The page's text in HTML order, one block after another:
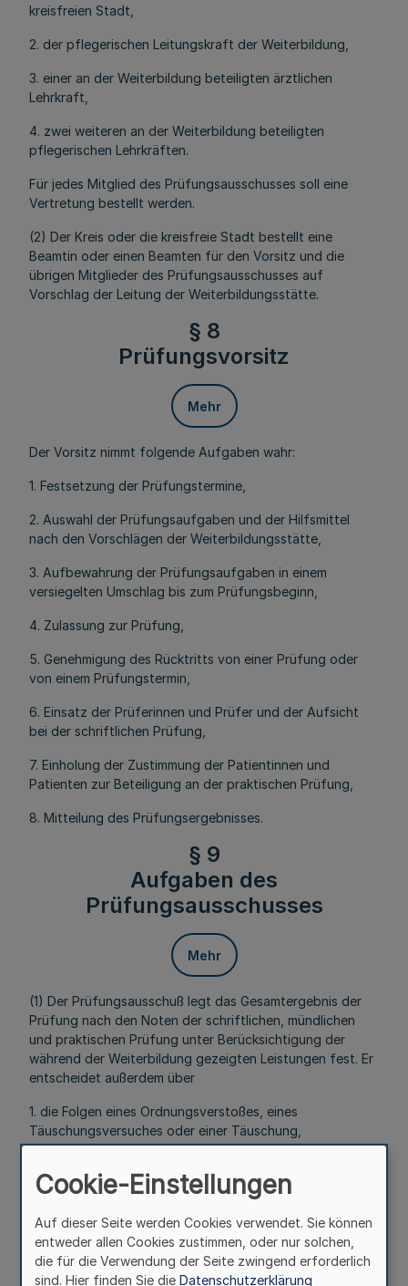
kreisfreien Stadt,
2. der pflegerischen Leitungskraft der Weiterbildung,
3. einer an der Weiterbildung beteiligten ärztlichen
Lehrkraft,
4. zwei weiteren an der Weiterbildung beteiligten
pflegerischen Lehrkräften.
Für jedes Mitglied des Prüfungsausschusses soll eine
Vertretung bestellt werden.
(2) Der Kreis oder die kreisfreie Stadt bestellt eine
Beamtin oder einen Beamten für den Vorsitz und die
übrigen Mitglieder des Prüfungsausschusses auf
Vorschlag der Leitung der Weiterbildungsstätte.
§ 8
Prüfungsvorsitz
Mehr
Der Vorsitz nimmt folgende Aufgaben wahr:
1. Festsetzung der Prüfungstermine,
2. Auswahl der Prüfungsaufgaben und der Hilfsmittel
nach den Vorschlägen der Weiterbildungsstätte,
3. Aufbewahrung der Prüfungsaufgaben in einem
versiegelten Umschlag bis zum Prüfungsbeginn,
4. Zulassung zur Prüfung,
5. Genehmigung des Rücktritts von einer Prüfung oder
von einem Prüfungstermin,
6. Einsatz der Prüferinnen und Prüfer und der Aufsicht
bei der schriftlichen Prüfung,
7. Einholung der Zustimmung der Patientinnen und
Patienten zur Beteiligung an der praktischen Prüfung,
8. Mitteilung des Prüfungsergebnisses.
§ 9
Aufgaben des
Prüfungsausschusses
Mehr
(1) Der Prüfungsausschuß legt das Gesamtergebnis der
Prüfung nach den Noten der schriftlichen, mündlichen
und praktischen Prüfung unter Berücksichtigung der
während der Weiterbildung gezeigten Leistungen fest. Er
entscheidet außerdem über
1. die Folgen eines Ordnungsverstoßes, eines
Täuschungsversuches oder einer Täuschung,
Auflagen.
(2) Der Prüfungsausschuß entscheidet mit
Stimmenmehrheit. Stimmenthaltung ist nicht zulässig.
§ 10
Cookie-Einstellungen
Auf dieser Seite werden Cookies verwendet. Sie können
entweder allen Cookies zustimmen, oder nur solchen,
die für die Verwendung der Seite zwingend erforderlich
sind. Hier finden Sie die Datenschutzerklärung